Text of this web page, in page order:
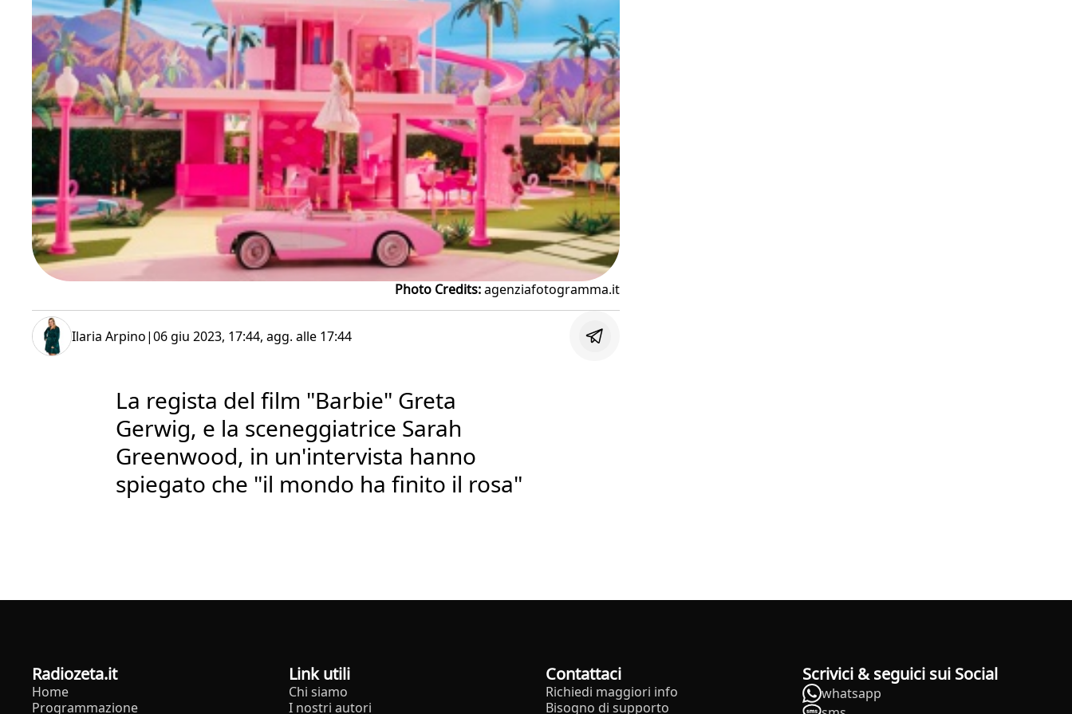
Photo Credits:agenziafotogramma.it
Ilaria Arpino|06 giu 2023, 17:44, agg. alle 17:44
La regista del film "Barbie" Greta
Gerwig, e la sceneggiatrice Sarah
Greenwood, in un'intervista hanno
spiegato che "il mondo ha finito il rosa"
radiozeta.it
Home
Programmazione
Link utili
Chi siamo
I nostri autori
Contattaci
Richiedi maggiori info
Bisogno di supporto
Scrivici & seguici sui Social
whatsapp